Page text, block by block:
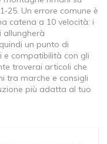
Un errore comune è
catena a 10 velocità: i
allungherà
un punto di
compatibilità con gli
troverai articoli che
tra marche e consigli
più adatta al tuo